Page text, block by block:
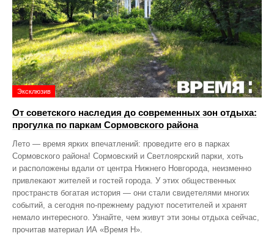
Эксклюзив
От советского наследия до современных зон отдыха:
прогулка по паркам Сормовского района
Лето — время ярких впечатлений: проведите его в парках
Сормовского района! Сормовский и Светлоярский парки, хоть
и расположены вдали от центра Нижнего Новгорода, неизменно
привлекают жителей и гостей города. У этих общественных
пространств богатая история — они стали свидетелями многих
событий, а сегодня по‑прежнему радуют посетителей и хранят
немало интересного. Узнайте, чем живут эти зоны отдыха сейчас,
прочитав материал ИА «Время Н».